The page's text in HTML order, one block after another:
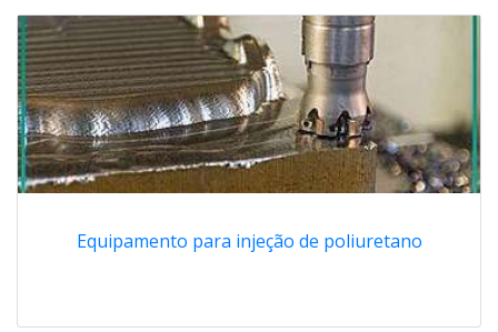
Equipamento para injeção de poliuretano